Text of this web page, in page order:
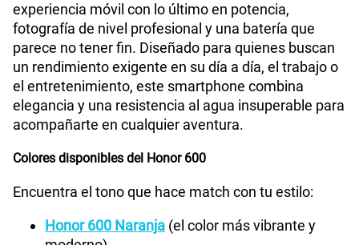
experiencia móvil con lo último en potencia,
fotografía de nivel profesional y una batería que
parece no tener fin. Diseñado para quienes buscan
un rendimiento exigente en su día a día, el trabajo o
el entretenimiento, este smartphone combina
elegancia y una resistencia al agua insuperable para
acompañarte en cualquier aventura.
Colores disponibles del Honor 600
Encuentra el tono que hace match con tu estilo:
Honor 600 Naranja (el color más vibrante y